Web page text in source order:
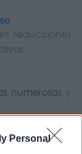
Personal
reducciones
numerosas y
.
con un
al 33%.